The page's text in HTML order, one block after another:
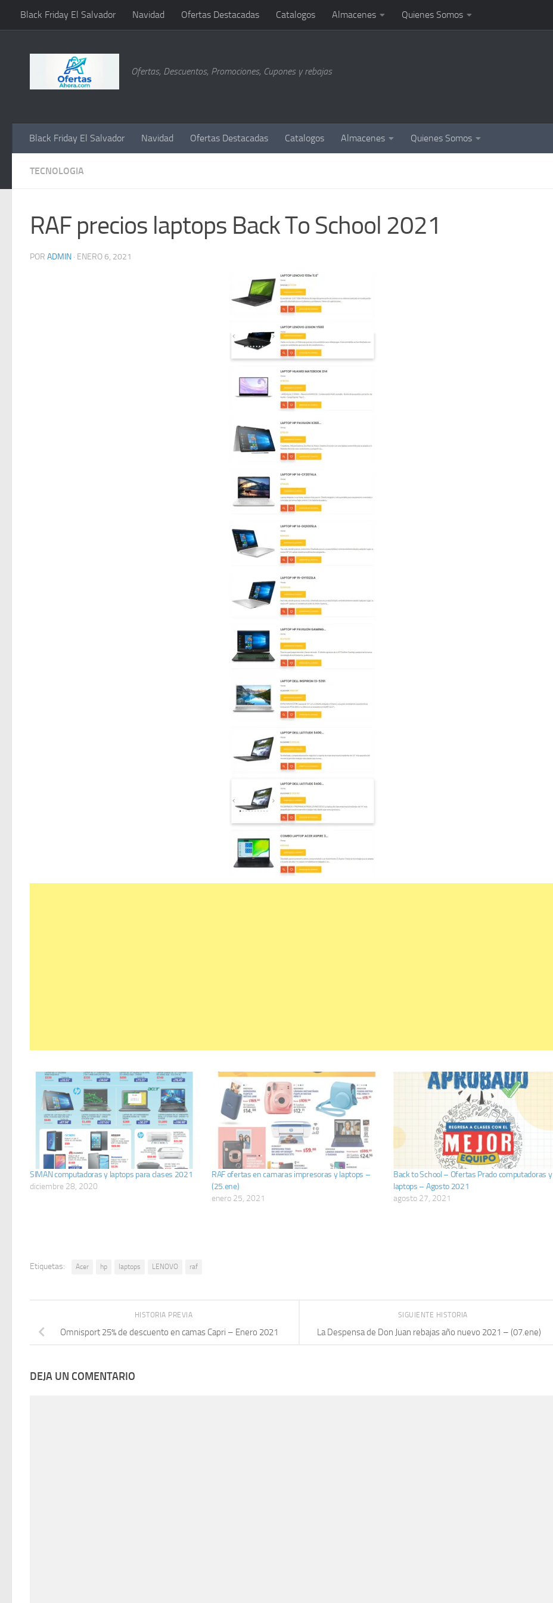
Saltar al contenido
Black Friday El Salvador Navidad Ofertas Destacadas Catalogos Almacenes Quienes Somos
Ofertas, Descuentos, Promociones, Cupones y rebajas
Black Friday El Salvador Navidad Ofertas Destacadas Catalogos Almacenes Quienes Somos
TECNOLOGIA
RAF precios laptops Back To School 2021
POR ADMIN · ENERO 6, 2021
SIMAN computadoras y laptops para clases 2021
diciembre 28, 2020
RAF ofertas en camaras impresoras y laptops –
(25.ene)
enero 25, 2021
Back to School – Ofertas Prado computadoras y
laptops – Agosto 2021
agosto 27, 2021
Etiquetas: Acer hp laptops LENOVO raf
SIGUIENTE HISTORIA
La Despensa de Don Juan rebajas año nuevo 2021 – (07.ene)
HISTORIA PREVIA
Omnisport 25% de descuento en camas Capri – Enero 2021
DEJA UN COMENTARIO